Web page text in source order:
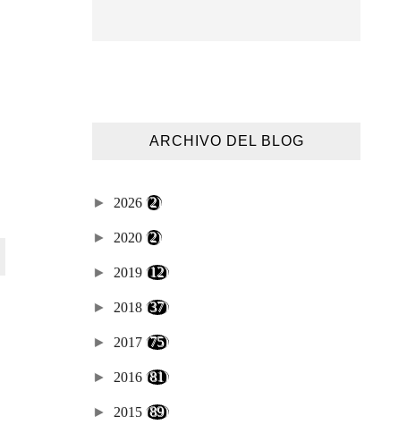
ARCHIVO DEL BLOG
► 2026 (2)
► 2020 (2)
► 2019 (12)
► 2018 (37)
► 2017 (75)
► 2016 (81)
► 2015 (89)